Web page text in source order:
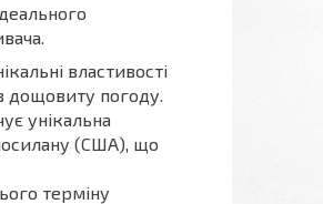
властивості
дощовиту погоду.
унікальна
(США), що
терміну